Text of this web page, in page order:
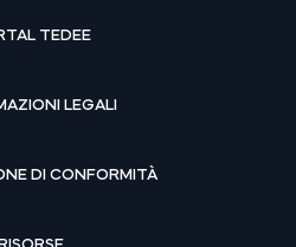
TEDEE
LEGALI
DI CONFORMITÀ